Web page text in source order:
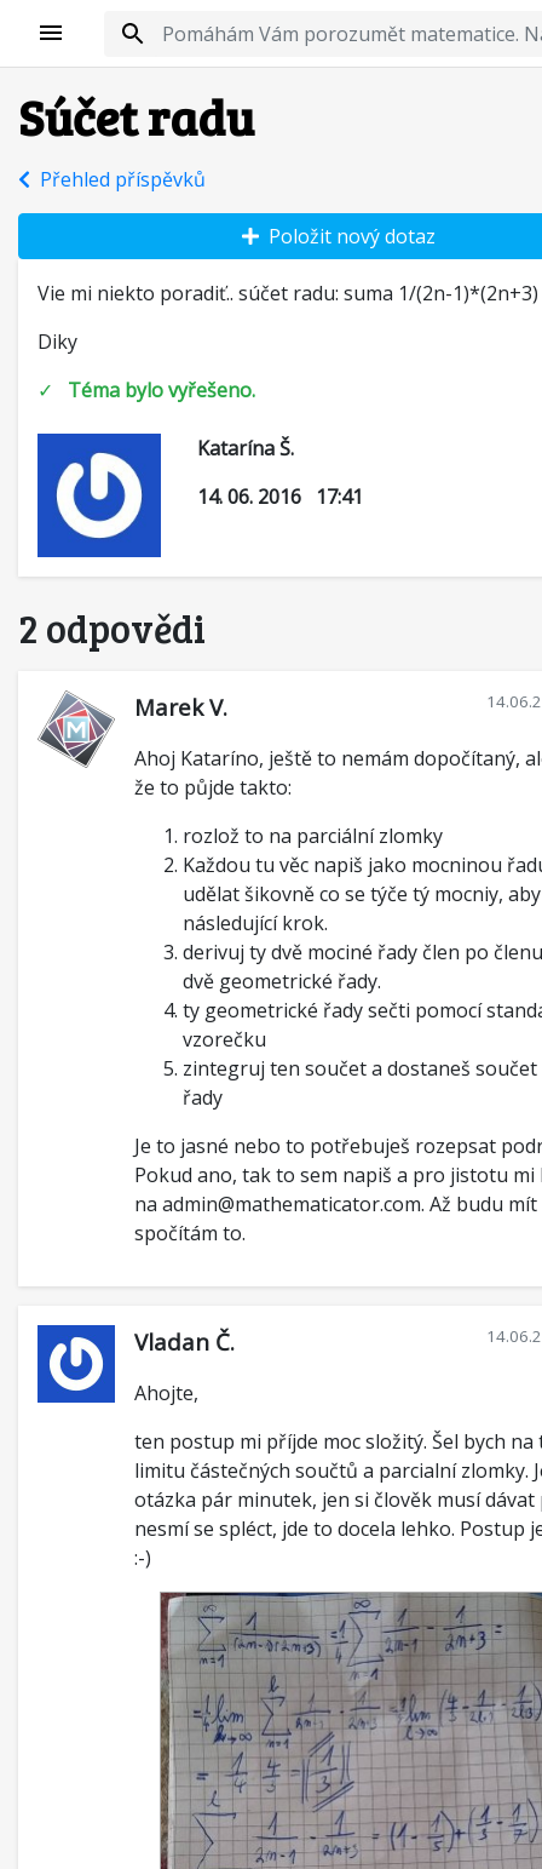
Súčet radu
Přehled příspěvků
Vie mi niekto poradiť.. súčet radu: suma 1/(2n-1)*(2n+3)
Diky
✓ Téma bylo vyřešeno.
Katarína Š.
14. 06. 2016 17:41
2 odpovědi
Marek V.
Ahoj Kataríno, ještě to nemám dopočítaný,
že to půjde takto:
rozlož to na parciální zlomky
Každou tu věc napiš jako mocninou
udělat šikovně co se týče tý mocniy,
následující krok.
derivuj ty dvě mociné řady člen po
dvě geometrické řady.
ty geometrické řady sečti pomocí
vzorečku
zintegruj ten součet a dostaneš
řady
Je to jasné nebo to potřebuješ rozepsat
Pokud ano, tak to sem napiš a pro jistotu mi
na admin@mathematicator.com. Až budu
spočítám to.
Vladan Č.
Ahojte,
ten postup mi příjde moc složitý. Šel bych na
limitu částečných součtů a parcialní zlomky.
otázka pár minutek, jen si člověk musí dávat
nesmí se spléct, jde to docela lehko. Postup
:-)
Položit nový dotaz